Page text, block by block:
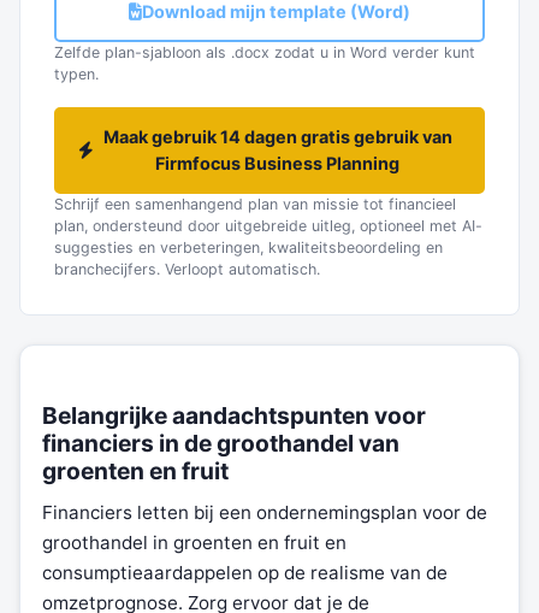
Download mijn template (Word)
Zelfde plan-sjabloon als .docx zodat u in Word verder kunt
typen.
Maak gebruik 14 dagen gratis gebruik van
Firmfocus Business Planning
Schrijf een samenhangend plan van missie tot financieel
plan, ondersteund door uitgebreide uitleg, optioneel met AI-
suggesties en verbeteringen, kwaliteitsbeoordeling en
branchecijfers. Verloopt automatisch.
Belangrijke aandachtspunten voor
financiers in de groothandel van
groenten en fruit
Financiers letten bij een ondernemingsplan voor de
groothandel in groenten en fruit en
consumptieaardappelen op de realisme van de
omzetprognose. Zorg ervoor dat je de